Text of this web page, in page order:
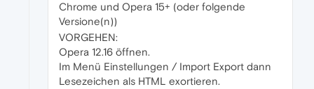
Chrome und Opera 15+ (oder folgende
Versione(n))
VORGEHEN:
Opera 12.16 öffnen.
Im Menü Einstellungen / Import Export dann
Lesezeichen als HTML exortieren.